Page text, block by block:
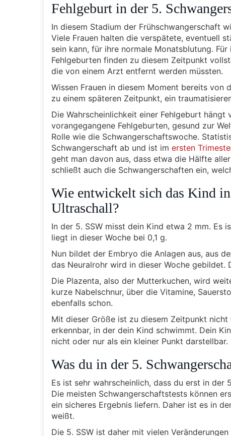
Fehlgeburt in der 5.
In diesem Stadium der Frühschwangerschaft
Viele Frauen halten die verspätete, eventuell
sein kann, für ihre normale Monatsblutung.
Fehlgeburten finden zu diesem Zeitpunkt
die von einem Arzt entfernt werden müssten.
Wissen Frauen in diesem Moment bereits von
zu einem späteren Zeitpunkt, ein
Die Wahrscheinlichkeit einer Fehlgeburt
vorangegangene Fehlgeburten, gesund zur
Rolle wie die Schwangerschaftswoche.
Schwangerschaft ab und ist im ersten
geht man davon aus, dass etwa die Hälfte
schließt auch die Schwangerschaften ein,
Wie entwickelt sich das Kind
Ultraschall?
In der 5. SSW misst dein Kind etwa 2 mm. Es
liegt in dieser Woche bei 0,1 g.
Nun bildet der Embryo die Anlagen aus, aus
das Neuralrohr wird in dieser Woche gebildet.
Die Plazenta, also der Mutterkuchen, wird
kurze Nabelschnur, über die Vitamine,
ebenfalls schon.
Mit dieser Größe ist zu diesem Zeitpunkt
erkennbar, in der dein Kind schwimmt. Dein
nicht oder nur als ein kleiner Punkt darstellbar.
Was du in der 5.
Es ist sehr wahrscheinlich, dass du erst in der
Die meisten Schwangerschaftstests können
ein sicheres Ergebnis liefern. Daher ist es in
weißt.
Die 5. SSW ist daher mit vielen